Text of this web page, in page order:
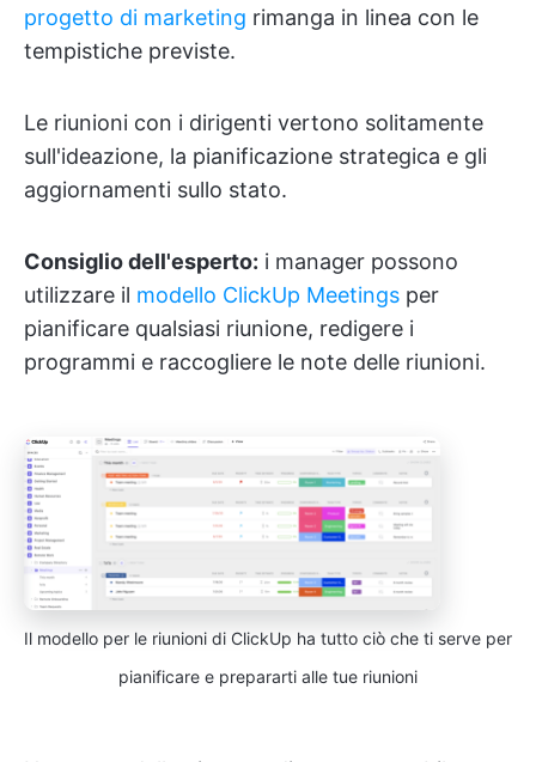
progetto di marketing rimanga in linea con le
tempistiche previste.
Le riunioni con i dirigenti vertono solitamente
sull'ideazione, la pianificazione strategica e gli
aggiornamenti sullo stato.
Consiglio dell'esperto: i manager possono
utilizzare il modello ClickUp Meetings per
pianificare qualsiasi riunione, redigere i
programmi e raccogliere le note delle riunioni.
Il modello per le riunioni di ClickUp ha tutto ciò che ti serve per
pianificare e prepararti alle tue riunioni